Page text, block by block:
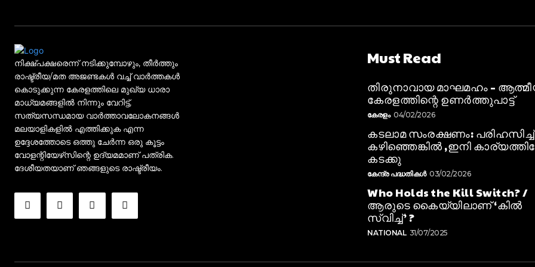
നിക്ഷ്പക്ഷരെന്ന് നടിക്കുമ്പോഴും, തീർത്തും
രാഷ്ട്രീയ/മത അജണ്ടകൾ വച്ച് വാർത്തകൾ
കൊടുക്കുന്ന കേരളത്തിലെ മുഖ്യ ധാരാ
മാധ്യമങ്ങളിൽ നിന്നും വേറിട്ട്,
സത്യസന്ധമായ വാർത്താവലോകനങ്ങൾ
മലയാളികളിൽ എത്തിക്കുക എന്ന
ഉദ്ദേശത്തോടെ ഒത്തു ചേർന്ന ഒരു കൂട്ടം
വോളന്റിയേഴ്‌സിന്റെ ഉദ്യമമാണ് പത്രിക.
ദേശീയതയാണ് ഞങ്ങളുടെ രാഷ്ട്രീയം.
Must Read
തിരുനാവായ മാഘമഹം –
കേരളത്തിന്റെ ഉണർത്തുപാട്ട്
കേരളം 04/02/2026
കടലാമ സംരക്ഷണം: പരിഹസിച്ച്
കഴിഞ്ഞെങ്കിൽ ,ഇനി
കടക്കു
കേന്ദ്ര പദ്ധതികൾ 03/02/2026
Who Holds the Kill Switch? /
ആരുടെ കൈയ്യിലാണ് ‘കിൽ
സ്വിച്ച്’ ?
NATIONAL 31/07/2025